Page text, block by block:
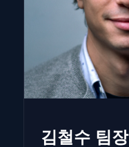
김철수 팀장